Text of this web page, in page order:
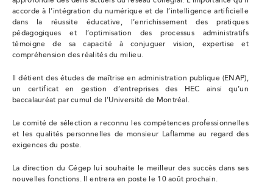
accorde à l’intégration du numérique et de l’intelligence artificielle
dans la réussite éducative, l’enrichissement des pratiques
pédagogiques et l’optimisation des processus administratifs
témoigne de sa capacité à conjuguer vision, expertise et
compréhension des réalités du milieu.
Il détient des études de maîtrise en administration publique (ENAP),
un certificat en gestion d’entreprises des HEC ainsi qu’un
baccalauréat par cumul de l’Université de Montréal.
Le comité de sélection a reconnu les compétences professionnelles
et les qualités personnelles de monsieur Laflamme au regard des
exigences du poste.
La direction du Cégep lui souhaite le meilleur des succès dans ses
nouvelles fonctions. Il entrera en poste le 10 août prochain.